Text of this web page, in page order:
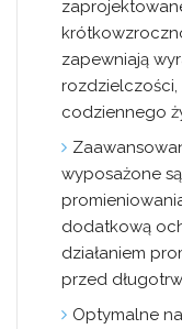
zapewniają
codziennego
wyposażone
dodatkową
działaniem
przed
Optymalne